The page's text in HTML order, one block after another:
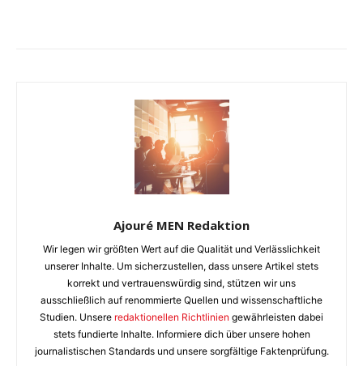
Ajouré MEN Redaktion
Wir legen wir größten Wert auf die Qualität und Verlässlichkeit
unserer Inhalte. Um sicherzustellen, dass unsere Artikel stets
korrekt und vertrauenswürdig sind, stützen wir uns
ausschließlich auf renommierte Quellen und wissenschaftliche
Studien. Unsere redaktionellen Richtlinien gewährleisten dabei
stets fundierte Inhalte. Informiere dich über unsere hohen
journalistischen Standards und unsere sorgfältige Faktenprüfung.